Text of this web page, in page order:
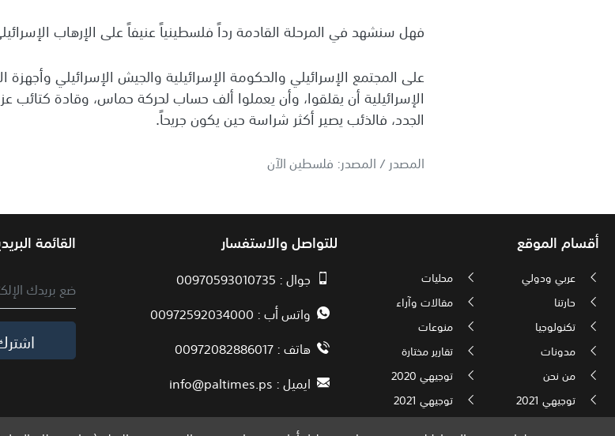
فهل سنشهد في المرحلة القادمة رداً فلسطينياً عنيفاً على الإرهاب
على المجتمع الإسرائيلي والحكومة الإسرائيلية والجيش الإسرائيلي وأجهزة
الإسرائيلية أن يقلقوا، وأن يعملوا ألف حساب لحركة حماس، وقادة كتائب
الجدد، فالذئب يصير أكثر شراسة حين يكون جريحاً.
المصدر / المصدر: فلسطين الآن
أقسام الموقع
عربي ودولي
محليات
حارتنا
مقالات وآراء
تكنولوجيا
منوعات
مدونات
تقارير مختارة
من نحن
توجيهي 2020
توجيهي 2021
توجيهي 2021
للتواصل والاستفسار
جوال : 00970593010735
واتس أب : 00972592034000
هاتف : 00972082886017
ايميل :info@paltimes.ps
القائمة